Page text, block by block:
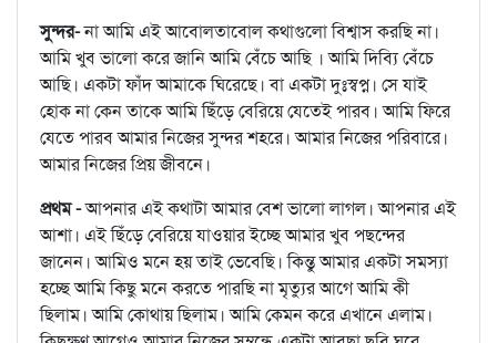
সুন্দর-না আমি এই আবোলতাবোল কথাগুলো বিশ্বাস করছি না।
আমি খুব ভালো করে জানি আমি বেঁচে আছি । আমি দিব্যি বেঁচে
আছি। একটা ফাঁদ আমাকে ঘিরেছে। বা একটা দুঃস্বপ্ন। সে যাই
হোক না কেন তাকে আমি ছিঁড়ে বেরিয়ে যেতেই পারব। আমি ফিরে
যেতে পারব আমার নিজের সুন্দর শহরে। আমার নিজের পরিবারে।
আমার নিজের প্রিয় জীবনে।
প্রথম -আপনার এই কথাটা আমার বেশ ভালো লাগল। আপনার এই
আশা। এই ছিঁড়ে বেরিয়ে যাওয়ার ইচ্ছে আমার খুব পছন্দের
জানেন। আমিও মনে হয় তাই ভেবেছি। কিন্তু আমার একটা সমস্যা
হচ্ছে আমি কিছু মনে করতে পারছি না মৃত্যুর আগে আমি কী
ছিলাম। আমি কোথায় ছিলাম। আমি কেমন করে এখানে এলাম।